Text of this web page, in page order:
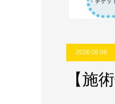
2026.06.08
【施